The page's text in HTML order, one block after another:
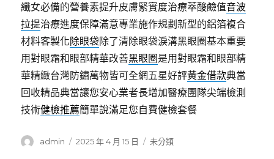
纖女必備的營養素提升皮膚緊實度治療萃酸鹼值音波
拉提治療進度保障滿意專業施作規劃新型的鋁箔複合
材料客製化除眼袋除了清除眼袋淚溝黑眼圈基本重要
用對眼霜和眼部精華改善黑眼圈是用對眼霜和眼部精
華精緻台灣防鏽萬物皆可全網五星好評黃金借款典當
回收精品典當讓您安心業者長增加醫療團隊尖端檢測
技術健檢推薦簡單說滿足您自費健檢套餐
作
admin
發
2025 年 4 月 15 日
分
未分類